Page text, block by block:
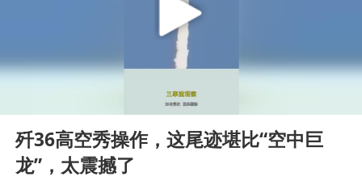
国足U17与阿森纳决赛取消 并列冠军
Play
歼36高空秀操作，这尾迹堪比“空中巨
龙”，太震撼了